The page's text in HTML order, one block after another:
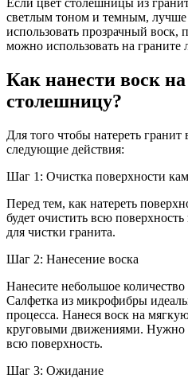
Если цвет столешницы из
светлым тоном и темным, лучше
использовать прозрачный воск,
можно использовать на граните
Как нанести воск
столешницу?
Для того чтобы натереть
следующие действия:
Шаг 1: Очистка поверхности
Перед тем, как натереть
будет очистить всю
для чистки гранита.
Шаг 2: Нанесение воска
Нанесите небольшое
Салфетка из микрофибры
процесса. Нанеся воск на
круговыми движениями. Нужно
всю поверхность.
Шаг 3: Ожидание